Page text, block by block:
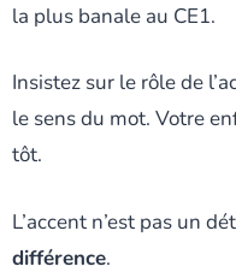
la plus banale au CE1.
Insistez sur le rôle de
le sens du mot. Votre
tôt.
L’accent n’est pas un
différence.